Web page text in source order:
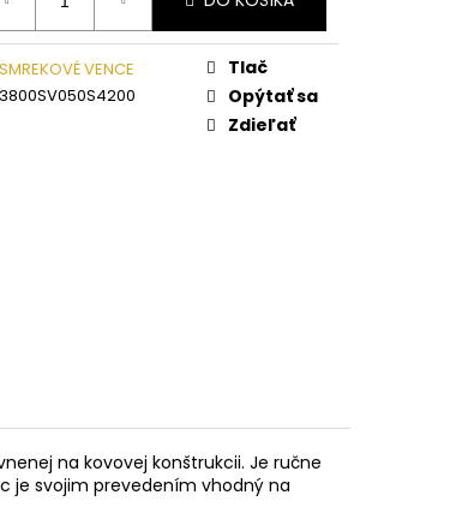
SMREKOVÉ VENCE
3800SV050S4200
Tlač
Opýtať sa
Zdieľať
na kovovej konštrukcii. Je ručne
je svojim prevedením vhodný na